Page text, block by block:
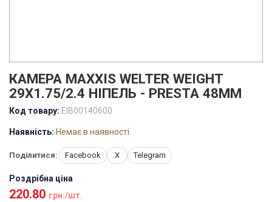
КАМЕРА MAXXIS WELTER WEIGHT
29X1.75/2.4 НІПЕЛЬ - PRESTA 48MM
Код товару: EIB00140600
Наявність: Немає в наявності
Поділитися: Facebook X Telegram
Роздрібна ціна
220.80 грн./шт.